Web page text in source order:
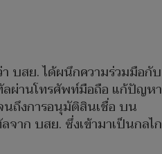
บสย. ได้ผนึกความร่วมมือกับ
ลผ่านโทรศัพท์มือถือ แก้ปัญหา
นถึงการอนุมัติสินเชื่อ บน
าก บสย. ซึ่งเข้ามาเป็นกลไก